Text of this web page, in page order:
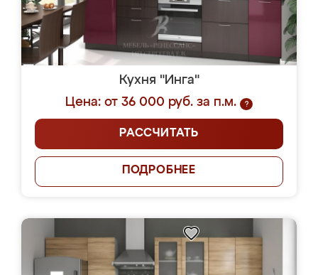
Кухня "Инга"
Цена: от 36 000 руб. за п.м.
?
РАССЧИТАТЬ
ПОДРОБНЕЕ